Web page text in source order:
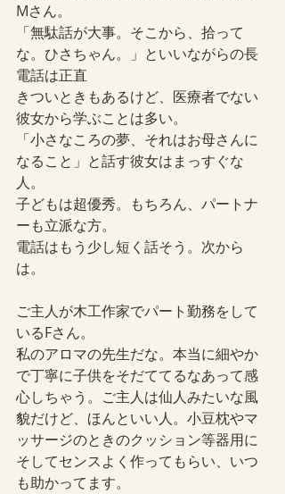
Mさん。
「無駄話が大事。そこから、拾って
な。ひさちゃん。」といいながらの長
電話は正直
きついときもあるけど、医療者でない
彼女から学ぶことは多い。
「小さなころの夢、それはお母さんに
なること」と話す彼女はまっすぐな
人。
子どもは超優秀。もちろん、パートナ
ーも立派な方。
電話はもう少し短く話そう。次から
は。
ご主人が木工作家でパート勤務をして
いるFさん。
私のアロマの先生だな。本当に細やか
で丁寧に子供をそだててるなあって感
心しちゃう。ご主人は仙人みたいな風
貌だけど、ほんといい人。小豆枕やマ
ッサージのときのクッション等器用に
そしてセンスよく作ってもらい、いつ
も助かってます。